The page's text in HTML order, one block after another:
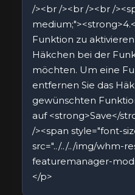
/><br /><br /><br /
Funktion zu
Häkchen bei der
möchten. Um eine
entfernen Sie das
gewünschten
auf <strong>Save</
/><span style="font-
src="../../../img/whm-
featuremanager-
</p>